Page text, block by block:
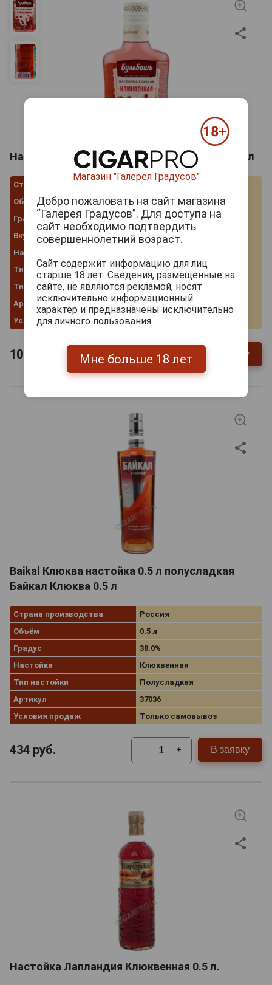
Настойка Горькая Бульбашъ Клюквенная 0.1л
Страна производства
Беларусь
Объём
0.1 л
Градус
40.0%
Вкус
Клюква
Настойка
Тип настойки
Горькая
Тип спирта
Люкс
Артикул
36686
Условия продаж
Только самовывоз
105 В заявку
Baikal Клюква настойка 0.5 л полусладкая
Байкал Клюква 0.5 л
Страна производства
Россия
Объём
0.5 л
Градус
38.0%
Настойка
Клюквенная
Тип настойки
Полусладкая
Артикул
37036
Условия продаж
Только самовывоз
434 руб. - + В заявку
Настойка Лапландия Клюквенная 0.5 л.
Магазин "Галерея Градусов"
Добро пожаловать на сайт магазина
“Галерея Градусов”. Для доступа на
сайт необходимо подтвердить
совершеннолетний возраст.
Сайт содержит информацию для лиц
старше 18 лет. Сведения, размещенные на
сайте, не являются рекламой, носят
исключительно информационный
характер и предназначены исключительно
для личного пользования.
Мне больше 18 лет